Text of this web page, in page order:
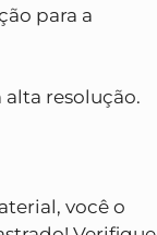
para a
resolução.
você o